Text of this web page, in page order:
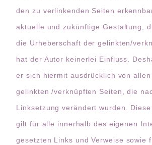
den zu verlinkenden Seiten
aktuelle und zukünftige Gestaltung,
die Urheberschaft der gelinkten/
hat der Autor keinerlei Einfluss.
er sich hiermit ausdrücklich von
gelinkten /verknüpften Seiten, die
Linksetzung verändert wurden.
gilt für alle innerhalb des eigenen
gesetzten Links und Verweise sowie